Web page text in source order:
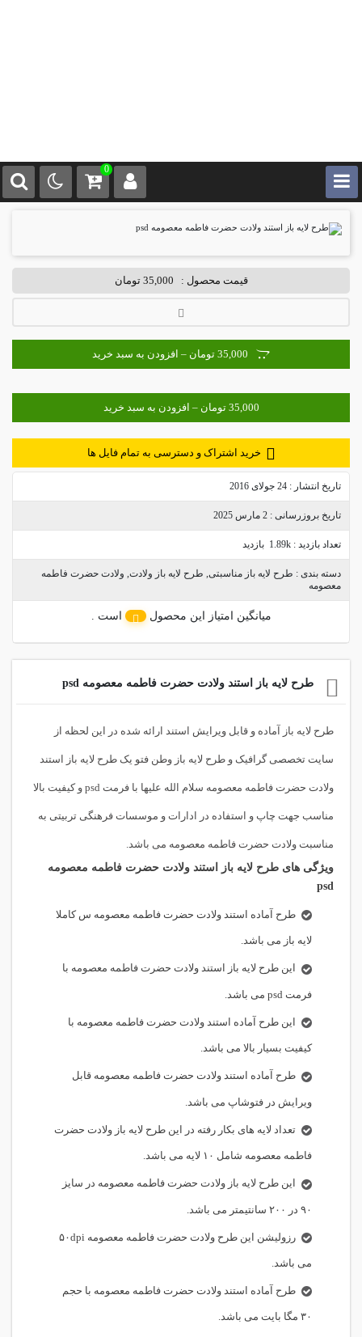
0
قیمت محصول : 35,000 تومان
35,000 تومان – افزودن به سبد خرید
خرید اشتراک و دسترسی به تمام فایل ها
تاریخ انتشار : 24 جولای 2016
تاریخ بروزرسانی : 2 مارس 2025
تعداد بازدید : 1.89k بازدید
دسته بندی : طرح لایه باز مناسبتی, طرح لایه باز ولادت, ولادت حضرت فاطمه
معصومه
میانگین امتیاز این محصول است .
طرح لایه باز استند ولادت حضرت فاطمه معصومه psd
طرح لایه باز آماده و قابل ویرایش استند ارائه شده در این لحظه از
سایت تخصصی گرافیک و طرح لایه باز وطن فتو یک طرح لایه باز استند
ولادت حضرت فاطمه معصومه سلام الله علیها با فرمت psd و کیفیت بالا
مناسب جهت چاپ و استفاده در ادارات و موسسات فرهنگی تربیتی به
مناسبت ولادت حضرت فاطمه معصومه می باشد.
ویژگی های طرح لایه باز استند ولادت حضرت فاطمه معصومه
psd
طرح آماده استند ولادت حضرت فاطمه معصومه س کاملا
لایه باز می باشد.
این طرح لایه باز استند ولادت حضرت فاطمه معصومه با
فرمت psd می باشد.
این طرح آماده استند ولادت حضرت فاطمه معصومه با
کیفیت بسیار بالا می باشد.
طرح آماده استند ولادت حضرت فاطمه معصومه قابل
ویرایش در فتوشاپ می باشد.
تعداد لایه های بکار رفته در این طرح لایه باز ولادت حضرت
فاطمه معصومه شامل ۱۰ لایه می باشد.
این طرح لایه باز ولادت حضرت فاطمه معصومه در سایز
۹۰ در ۲۰۰ سانتیمتر می باشد.
رزولیشن این طرح ولادت حضرت فاطمه معصومه ۵۰dpi
می باشد.
طرح آماده استند ولادت حضرت فاطمه معصومه با حجم
۳۰ مگا بایت می باشد.